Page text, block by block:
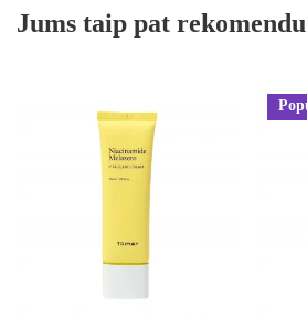
Jums taip pat